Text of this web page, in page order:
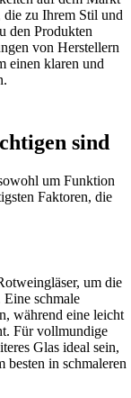
die zu Ihrem Stil und
den Produkten
von Herstellern
einen klaren und
sind
um Funktion
Faktoren, die
um die
Eine schmale
während eine leicht
Für vollmundige
Glas ideal sein,
in schmaleren